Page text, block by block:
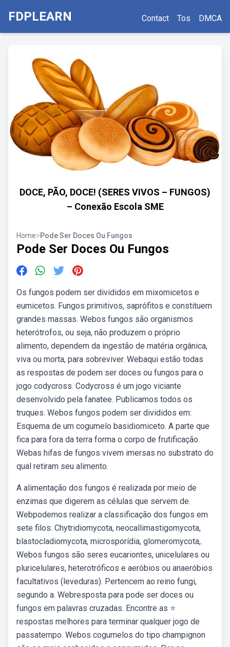
FDPLEARN Contact Tos DMCA
DOCE, PÃO, DOCE! (SERES VIVOS – FUNGOS)
– Conexão Escola SME
Home>Pode Ser Doces Ou Fungos
Pode Ser Doces Ou Fungos
Os fungos podem ser divididos em mixomicetos e
eumicetos. Fungos primitivos, saprófitos e constituem
grandes massas. Webos fungos são organismos
heterótrofos, ou seja, não produzem o próprio
alimento, dependem da ingestão de matéria orgânica,
viva ou morta, para sobreviver. Webaqui estão todas
as respostas de podem ser doces ou fungos para o
jogo codycross. Codycross é um jogo viciante
desenvolvido pela fanatee. Publicamos todos os
truques. Webos fungos podem ser divididos em:
Esquema de um cogumelo basidiomiceto. A parte que
fica para fora da terra forma o corpo de frutificação.
Webas hifas de fungos vivem imersas no substrato do
qual retiram seu alimento.
A alimentação dos fungos é realizada por meio de
enzimas que digerem as células que servem de.
Webpodemos realizar a classificação dos fungos em
sete filos: Chytridiomycota, neocallimastigomycota,
blastocladiomycota, microsporídia, glomeromycota,.
Webos fungos são seres eucariontes, unicelulares ou
pluricelulares, heterotróficos e aeróbios ou anaeróbios
facultativos (leveduras). Pertencem ao reino fungi,
segundo a. Webresposta para pode ser doces ou
fungos em palavras cruzadas. Encontre as ⭐
respostas melhores para terminar qualquer jogo de
passatempo. Webos cogumelos do tipo champignon